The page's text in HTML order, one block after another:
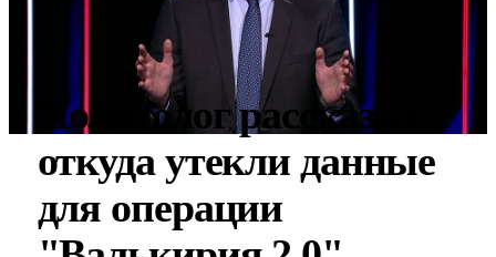
Политолог рассказал,
откуда утекли данные
для операции